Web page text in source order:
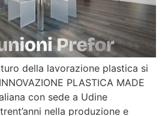
della lavorazione plastica si
PLASTICA MADE
con sede a Udine
nella produzione e